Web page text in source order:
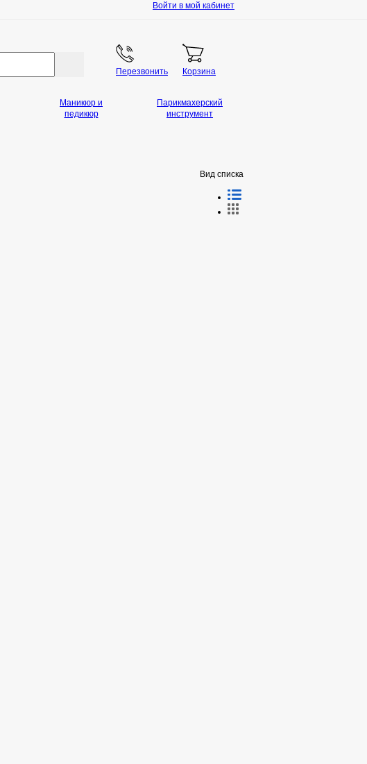
Войти в мой кабинет
Перезвонить Корзина
Вид списка
Маникюр и
педикюр
Парикмахерский
инструмент